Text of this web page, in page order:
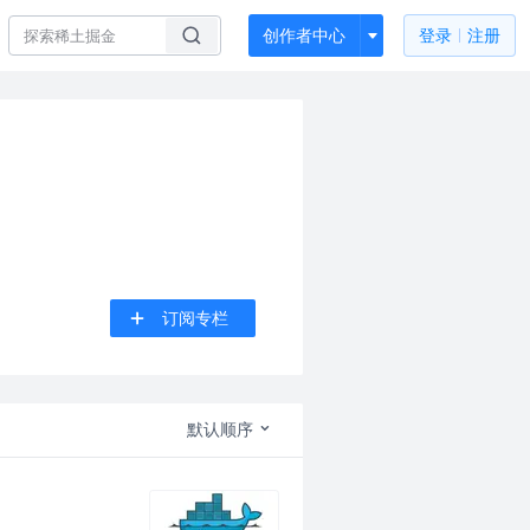
创作者中心 登录 注册
订阅专栏
默认顺序